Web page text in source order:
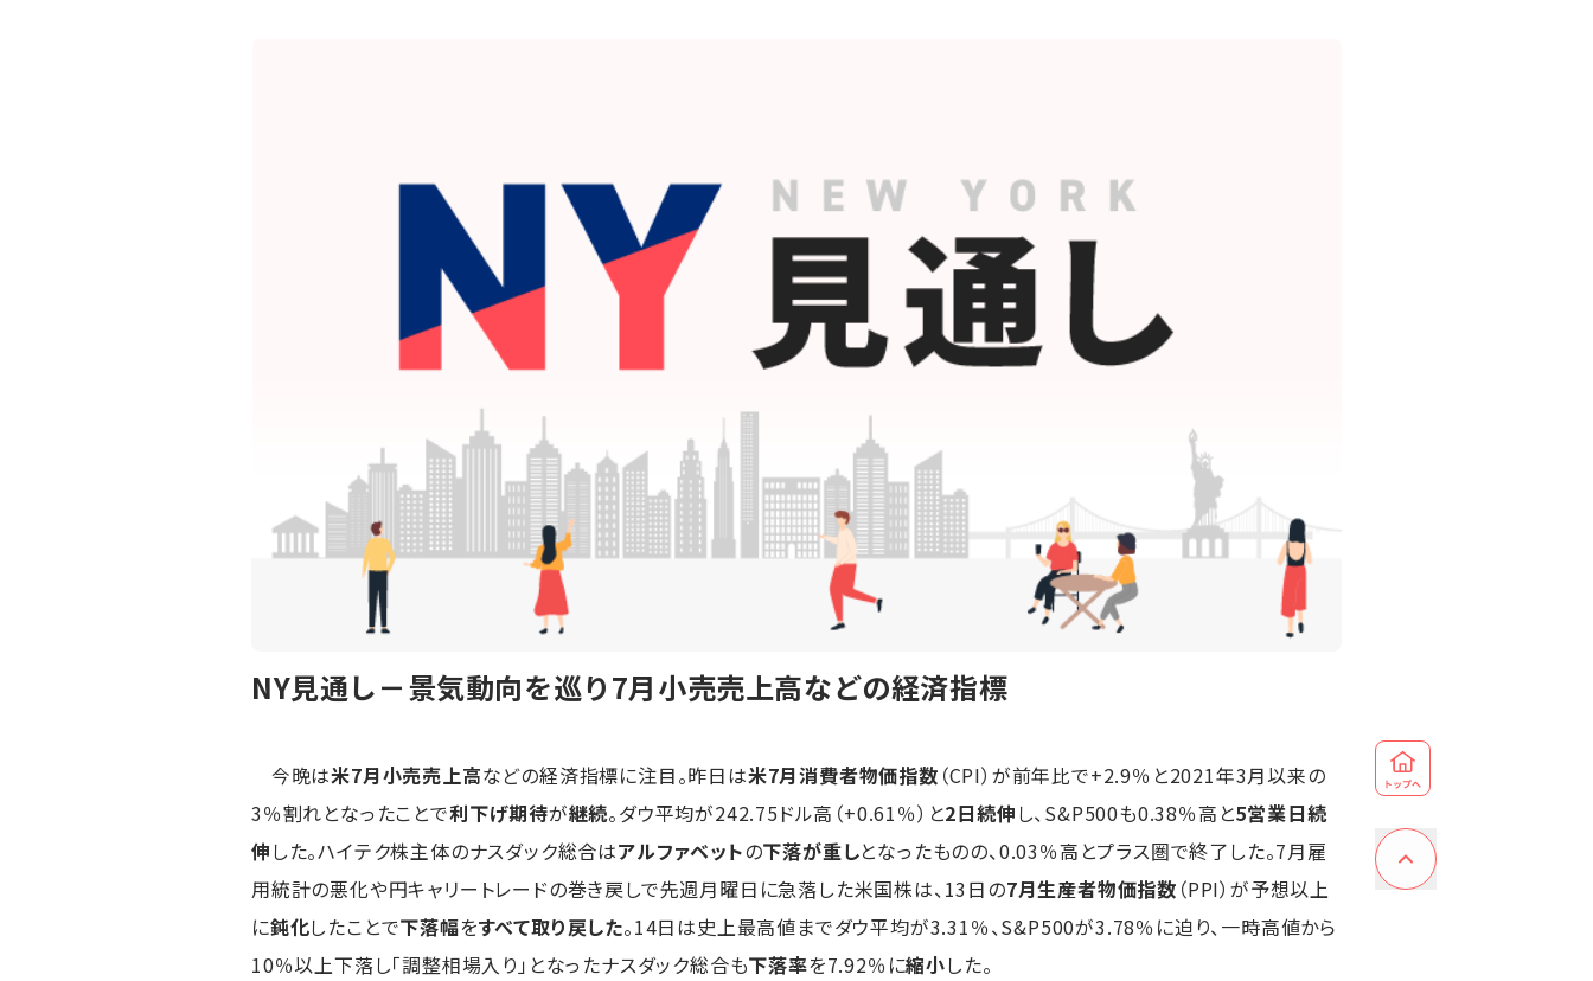
NY見通し－景気動向を巡り7月小売売上高などの経済指標
今晩は米7月小売売上高などの経済指標に注目。昨日は米7月消費者物価指数 （CPI）が前年比で+2.9％と2021年3月以来の
3％割れとなったことで利下げ期待が継続。ダウ平均が242.75ドル高（+0.61％）と2日続伸し、S&P500も0.38％高と5営業日続
伸した。ハイテク株主体のナスダック総合はアルファベットの下落が重しとなったものの、0.03％高とプラス圏で終了した。7月雇
用統計の悪化や円キャリートレードの巻き戻しで先週月曜日に急落した米国株は、13日の7月生産者物価指数 （PPI）が予想以上
に鈍化したことで下落幅をすべて取り戻した。14日は史上最高値までダウ平均が3.31％、S&P500が3.78％に迫り、一時高値から
10％以上下落し「調整相場入り」となったナスダック総合も下落率を7.92％に縮小した。